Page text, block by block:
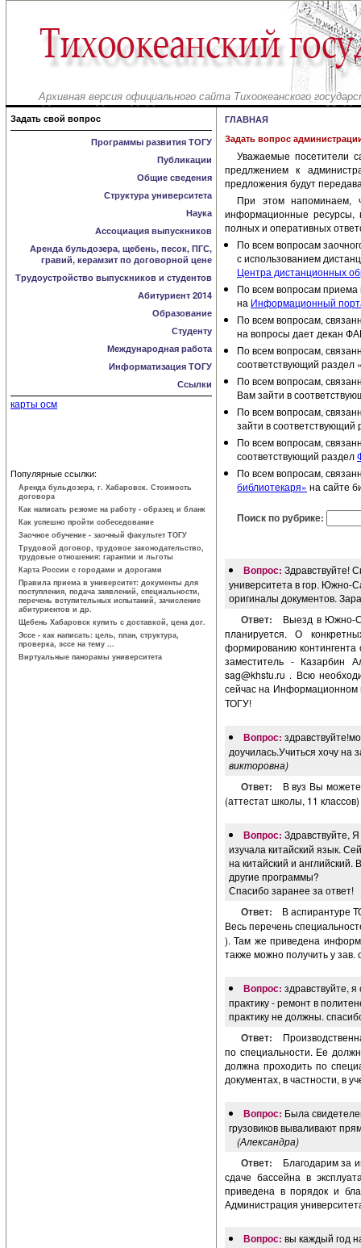
Архивная версия официального сайта Тихоокеанского
Задать свой вопрос
Программы развития ТОГУ
Публикации
Общие сведения
Структура университета
Наука
Ассоциация выпускников
Аренда бульдозера, щебень, песок, ПГС,
гравий, керамзит по договорной цене
Трудоустройство выпускников и студентов
Абитуриент 2014
Образование
Студенту
Международная работа
Информатизация ТОГУ
Ссылки
карты осм
Популярные ссылки:
Аренда бульдозера, г. Хабаровск. Стоимость
договора
Как написать резюме на работу - образец и бланк
Как успешно пройти собеседование
Заочное обучение - заочный факультет ТОГУ
Трудовой договор, трудовое законодатель­ство,
трудовые отношения: гарантии и льготы
Карта России с городами и дорогами
Правила приема в университет: документы для
поступления, подача заявлений, специальности,
перечень вступительных испытаний, зачисление
абитуриентов и др.
Щебень Хабаровск купить с доставкой, цена дог.
Эссе - как написать: цель, план, структура,
проверка, эссе на тему ...
Виртуальные панорамы университета
ГЛАВНАЯ
Задать вопрос
Уважаемые посетители
предлжением к
предложения будут
При этом напоминаем,
информационные ресурсы,
полных и оперативных
По всем вопросам
с использованием
Центра дистанционных
По всем вопросам приема
на Информационный
По всем вопросам,
на вопросы дает декан
По всем вопросам,
соответствующий раздел
По всем вопросам,
Вам зайти в
По всем вопросам,
зайти в
По всем вопросам,
соответствующий раздел
По всем вопросам,
библиотекаря» на сайте
Поиск по рубрике:
Вопрос: Здравствуйте!
университета в гор. Южно-
оригиналы документов.
Ответ:
Выезд в Южно-
планируется. О
формированию контингента
заместитель - Казарбин
sag@khstu.ru . Всю
сейчас на Информационном
ТОГУ!
Вопрос:
доучилась.Учиться хочу на
викторовна)
Ответ:
В вуз Вы
(аттестат школы, 11
Вопрос: Здравствуйте,
изучала китайский язык.
на китайский и
другие программы?
Спасибо заранее за ответ!
Ответ:
В аспирантуре
Весь перечень
). Там же приведена
также можно получить у
Вопрос: здравствуйте,
практику - ремонт в
практику не должны.
Ответ:
по специальности. Ее
должна проходить по
документах, в частности, в
Вопрос: Была
грузовиков вываливают
(Александра)
Ответ:
Благодарим за
сдаче бассейна в
приведена в порядок и
Администрация
Вопрос: вы каждый год